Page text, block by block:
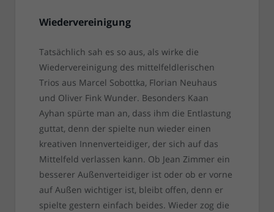
Wiedervereinigung
Tatsächlich sah es so aus, als wirke die
Wiedervereinigung des mittelfeldlerischen
Trios aus Marcel Sobottka, Florian Neuhaus
und Oliver Fink Wunder. Besonders Kaan
Ayhan spürte man an, dass ihm die Entlastung
guttat, denn der spielte nun wieder einen
kreativen Innenverteidiger, der sich auf das
Mittelfeld verlassen kann. Ob Jean Zimmer ein
besserer Außenverteidiger ist oder ob er vorne
auf Außen wichtiger ist, bleibt offen, denn er
spielte gestern einfach beides. Wieder zog die